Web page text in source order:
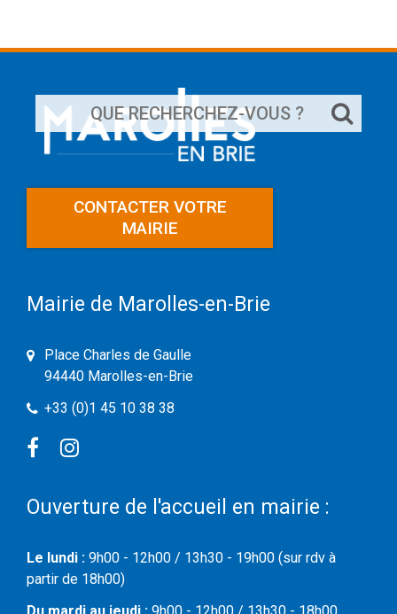
Rechercher
sur
CONTACTER VOTRE
MAIRIE
Mairie de Marolles-en-Brie
Place Charles de Gaulle
94440 Marolles-en-Brie
+33 (0)1 45 10 38 38
FacebookInstagram
Ouverture de l'accueil en mairie :
Le lundi : 9h00 - 12h00 / 13h30 - 19h00 (sur rdv à
partir de 18h00)